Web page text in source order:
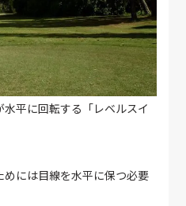
平に回転する「レベルスイ
には目線を水平に保つ必要